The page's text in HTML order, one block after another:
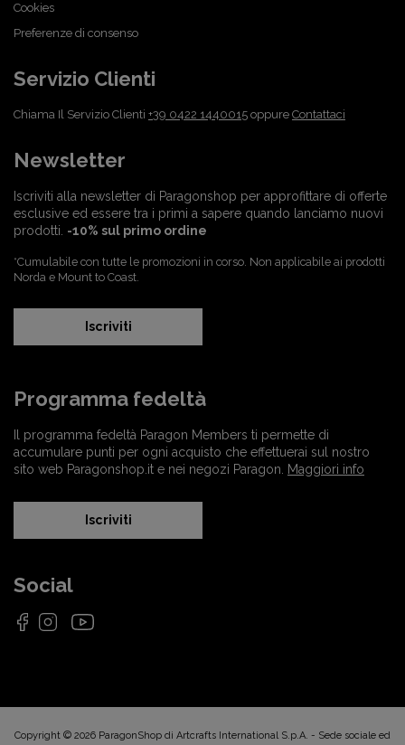
Cookies
Preferenze di consenso
Servizio Clienti
Chiama Il Servizio Clienti +39 0422 1440015 oppure Contattaci
Newsletter
Iscriviti alla newsletter di Paragonshop per approfittare di offerte
esclusive ed essere tra i primi a sapere quando lanciamo nuovi
prodotti. -10% sul primo ordine
*Cumulabile con tutte le promozioni in corso. Non applicabile ai prodotti
Norda e Mount to Coast.
Iscriviti
Programma fedeltà
Il programma fedeltà Paragon Members ti permette di
accumulare punti per ogni acquisto che effettuerai sul nostro
sito web Paragonshop.it e nei negozi Paragon.
Maggiori info
Iscriviti
Social
Copyright © 2026 ParagonShop di Artcrafts International S.p.A. - Sede sociale ed